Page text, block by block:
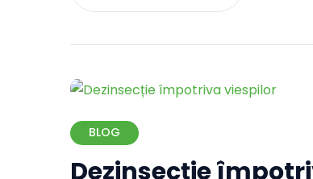
BLOG
Dezinsecție